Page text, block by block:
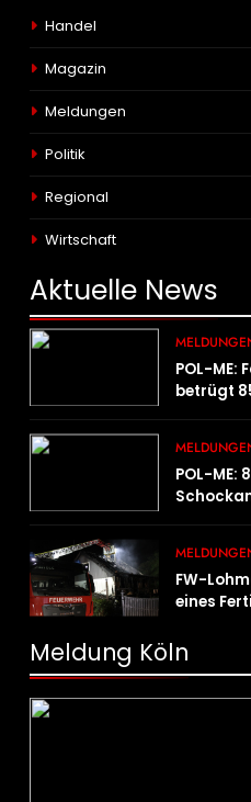
Handel
Magazin
Meldungen
Politik
Regional
Wirtschaft
Aktuelle News
POL-ME:
betrügt
POL-ME:
FW-
eines
Meldung Köln